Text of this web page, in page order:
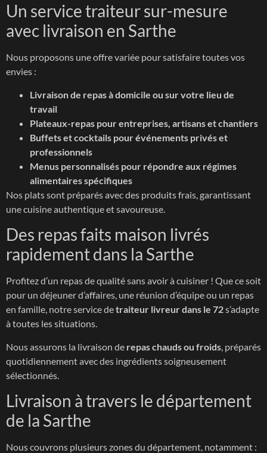
Un service traiteur sur-mesure
avec livraison en Sarthe
Nous proposons une offre variée pour satisfaire toutes vos
envies :
Livraison de repas à domicile ou sur votre lieu de
travail
Plateaux-repas pour entreprises, artisans et chantiers
Buffets et cocktails pour événements privés et
professionnels
Menus personnalisés pour répondre aux régimes
alimentaires spécifiques
Nos plats sont préparés avec des produits frais, garantissant
une cuisine authentique et savoureuse.
Des repas faits maison livrés
rapidement dans la Sarthe
Profitez d’un repas de qualité sans avoir à cuisiner ! Que ce soit
pour un déjeuner d’affaires, une réunion d’équipe ou un repas
en famille, notre service detraiteur livreur dans le 72s’adapte
à toutes les situations.
Nous assurons la livraison de repas chauds ou froids , préparés
quotidiennement avec des ingrédients soigneusement
sélectionnés.
Livraison à travers le département
de la Sarthe
Nous couvrons plusieurs zones du département, notamment :